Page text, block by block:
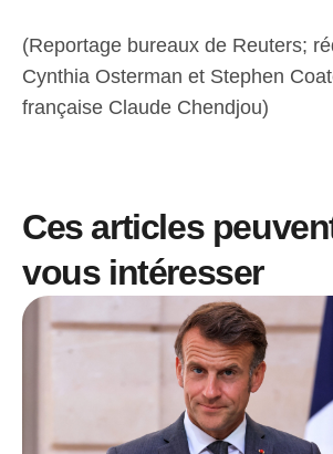
(Reportage bureaux de Reuters;
Cynthia Osterman et Stephen
française Claude Chendjou)
Ces articles
vous intéresser